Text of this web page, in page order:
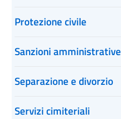
Protezione civile
Sanzioni amministrative
Separazione e divorzio
Servizi cimiteriali